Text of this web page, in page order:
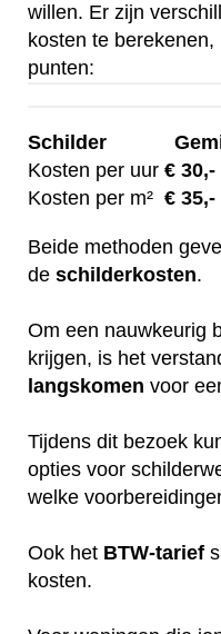
willen. Er zijn
kosten te
punten:
Schilder
Kosten per uur € 30,-
Kosten per m² € 35,-
Beide methoden
de schilderkosten.
Om een nauwkeurig
krijgen, is het
langskomen voor
Tijdens dit bezoek
opties voor
welke
Ook het BTW-tarief
kosten.